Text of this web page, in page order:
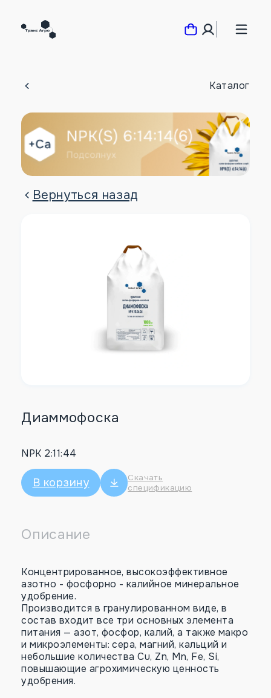
Каталог
Вернуться назад
Диаммофоска
NPK 2:11:44
В корзину
Скачать
спецификацию
Описание
Концентрированное, высокоэффективное
азотно - фосфорно - калийное минеральное
удобрение.
Производится в гранулированном виде, в
состав входит все три основных элемента
питания — азот, фосфор, калий, а также макро
и микроэлементы: сера, магний, кальций и
небольшие количества Cu, Zn, Mn, Fe, Si,
повышающие агрохимическую ценность
удобрения.